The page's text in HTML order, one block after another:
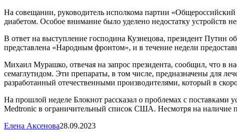
На совещании, руководитель исполкома партии
диабетом. Особое внимание было уделено недостатку устройств
В ответ на выступление господина Кузнецова, президент Путин
представлена «Народным фронтом», и в течение недели
Михаил Мурашко, отвечая на запрос президента, сообщил, что в
семаглутидом. Эти препараты, в том числе, предназначены для
разработанный отечественными производителями, который в
На прошлой неделе Блокнот рассказал о проблемах с
Medtronic в ограничительный список США. Несмотря на наличие
Елена Аксенова28.09.2023